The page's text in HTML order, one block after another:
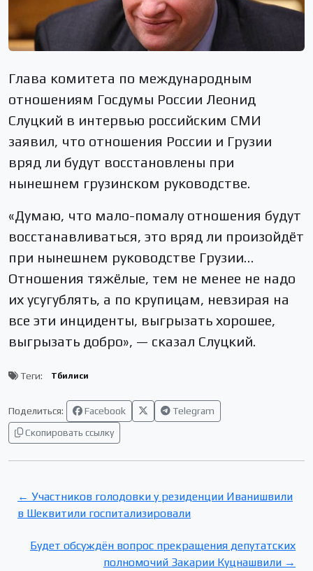
Глава комитета по международным
отношениям Госдумы России Леонид
Слуцкий в интервью российским СМИ
заявил, что отношения России и Грузии
вряд ли будут восстановлены при
нынешнем грузинском руководстве.
«Думаю, что мало-помалу отношения будут
восстанавливаться, это вряд ли произойдёт
при нынешнем руководстве Грузии…
Отношения тяжёлые, тем не менее не надо
их усугублять, а по крупицам, невзирая на
все эти инциденты, выгрызать хорошее,
выгрызать добро», — сказал Слуцкий.
Теги: Тбилиси
Поделиться: Facebook
Telegram
Скопировать ссылку
← Участников голодовки у резиденции Иванишвили
в Шеквитили госпитализировали
Будет обсуждён вопрос прекращения депутатских
полномочий Закарии Куцнашвили →